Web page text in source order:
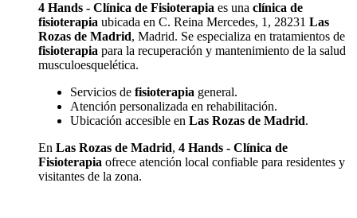
4 Hands - Clínica de Fisioterapia es una clínica de
fisioterapia ubicada en C. Reina Mercedes, 1, 28231 Las
Rozas de Madrid, Madrid. Se especializa en tratamientos de
fisioterapia para la recuperación y mantenimiento de la salud
musculoesquelética.
Servicios de fisioterapia general.
Atención personalizada en rehabilitación.
Ubicación accesible en Las Rozas de Madrid.
En Las Rozas de Madrid, 4 Hands - Clínica de
Fisioterapia ofrece atención local confiable para residentes y
visitantes de la zona.